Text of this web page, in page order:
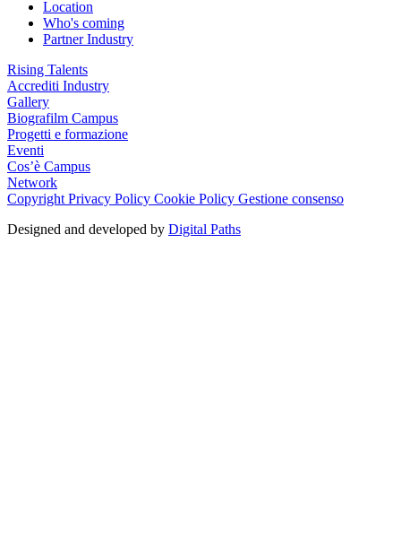
Location
Who's coming
Partner Industry
Rising Talents
Accrediti Industry
Gallery
Biografilm Campus
Progetti e formazione
Eventi
Cos’è Campus
Network
Copyright Privacy Policy Cookie Policy Gestione consenso
Designed and developed by Digital Paths